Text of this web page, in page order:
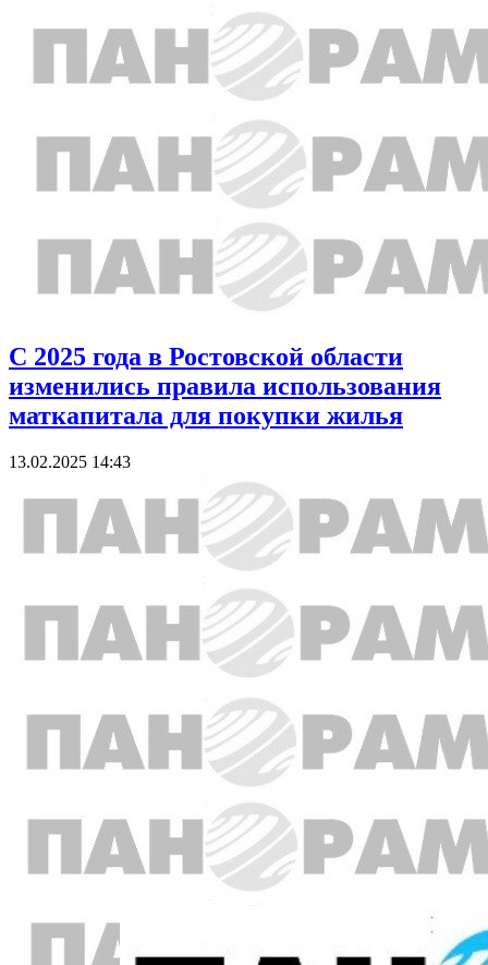
С 2025 года в Ростовской области
изменились правила использования
маткапитала для покупки жилья
13.02.2025 14:43